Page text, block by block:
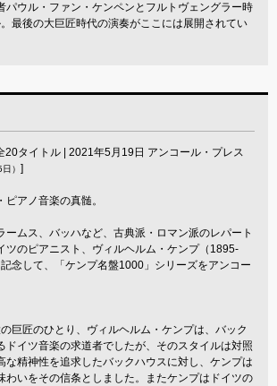
パウル・ファン・ケンペンとフルトヴェングラー時
最後の大巨匠時代の演奏がここには展開されてい
20タイトル | 2021年5月19日 アンコール・プレス
） ]
アノ音楽の真髄。
ームス、バッハなど、古典派・ロマン派のレパート
ツのピアニスト、ヴィルヘルム・ケンプ（1895-
念して、「ケンプ名盤1000」シリーズをアンコー
巨匠のひとり、ヴィルヘルム・ケンプは、バック
ドイツ音楽の求道者でしたが、そのスタイルは対照
な精神性を追求したバックハウスに対し、ケンプは
わいをその信条としました。またケンプはドイツの